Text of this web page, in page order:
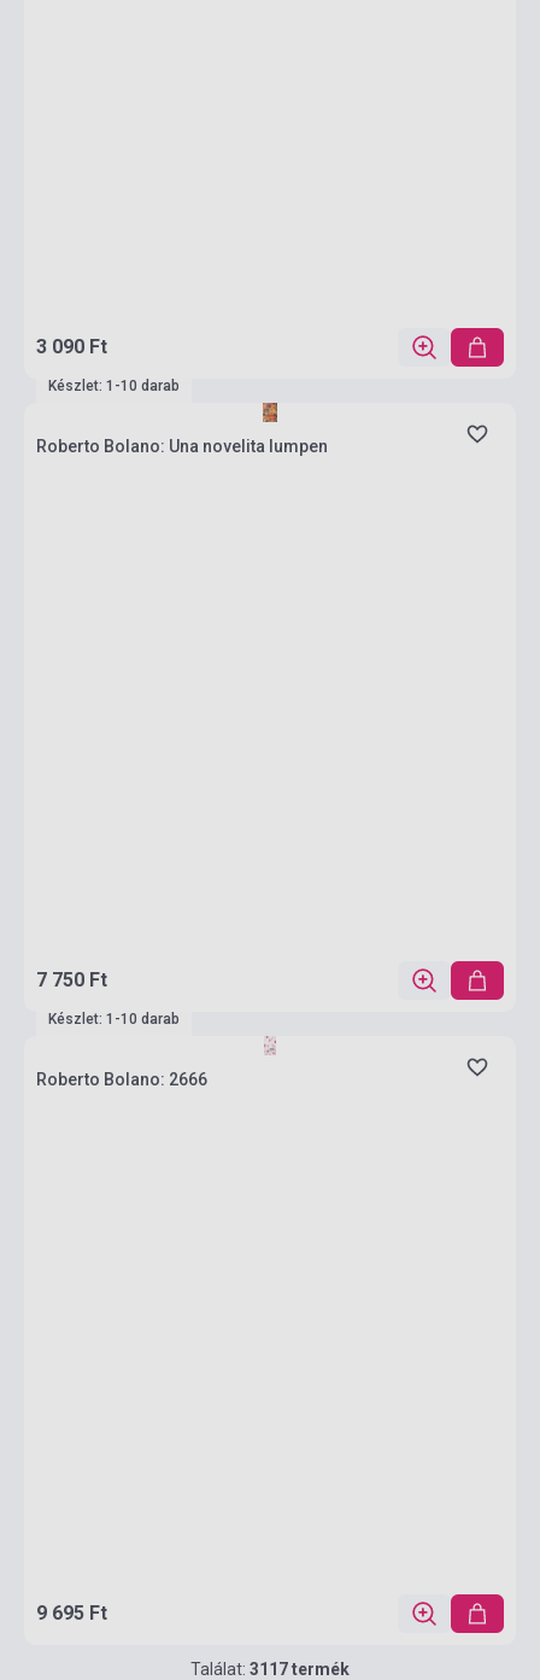
3 090 Ft
Készlet: 1-10 darab
Roberto Bolano: Una novelita lumpen
7 750 Ft
Készlet: 1-10 darab
Roberto Bolano: 2666
9 695 Ft
Találat: 3117 termék